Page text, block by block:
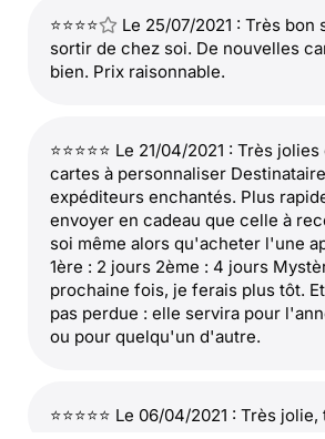
⭐⭐⭐⭐
Le 25/07/2021 : Très bon
sortir de chez soi. De nouvelles
bien. Prix raisonnable.
⭐⭐⭐⭐⭐ Le 21/04/2021 : Très
cartes à personnaliser
expéditeurs enchantés. Plus
envoyer en cadeau que celle à
soi même alors qu'acheter l'une
1ère : 2 jours 2ème : 4 jours
prochaine fois, je ferais plus tôt.
pas perdue : elle servira pour
ou pour quelqu'un d'autre.
⭐⭐⭐⭐⭐ Le 06/04/2021 : Très